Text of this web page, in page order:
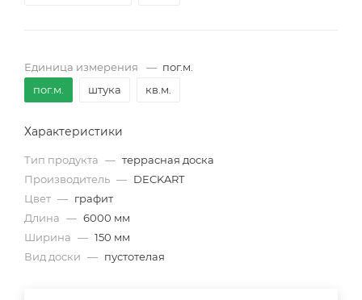
Единица измерения — пог.м.
пог.м.
штука кв.м.
Характеристики
Тип продукта — террасная доска
Производитель — DECKART
Цвет — графит
Длина — 6000 мм
Ширина — 150 мм
Вид доски — пустотелая